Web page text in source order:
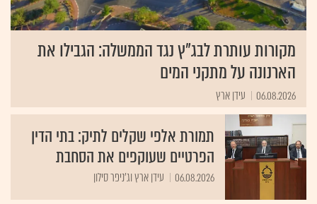
מקורות עותרת לבג"ץ נגד הממשלה: הגבילו את
הארנונה על מתקני המים
06.08.2026 עידן ארץ
תמורת אלפי שקלים לתיק: בתי הדין
הפרטיים שעוקפים את הסחבת
06.08.2026 עידן ארץ וג'ניפר סילון